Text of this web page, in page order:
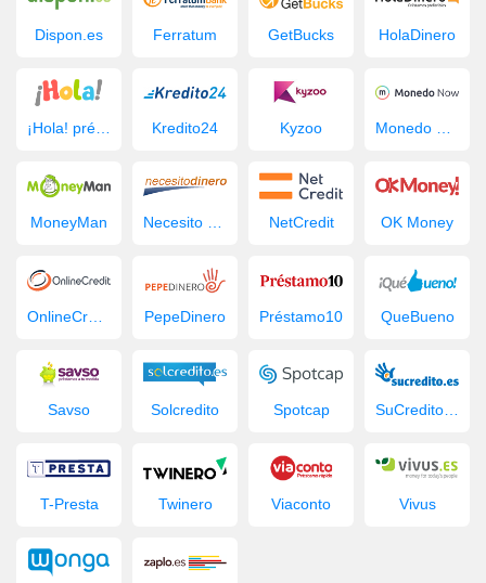
Dispon.es Ferratum GetBucks HolaDinero
¡Hola! préstamo Kredito24 Kyzoo Monedo Now
MoneyMan NetCredit OK Money
PepeDinero Préstamo10 QueBueno
Savso Solcredito Spotcap SuCredito.es
T-Presta Twinero Viaconto Vivus